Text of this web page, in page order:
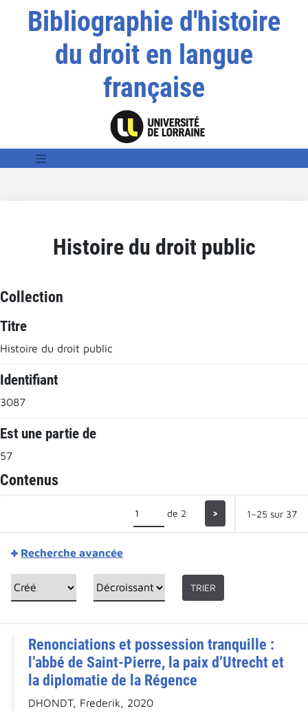
Bibliographie d'histoire
du droit en langue
française
Histoire du droit public
Collection
Titre
Histoire du droit public
Identifiant
3087
Est une partie de
57
Contenus
de 2 > 1–25 sur 37
Recherche avancée
TRIER
Renonciations et possession tranquille :
l’abbé de Saint-Pierre, la paix d’Utrecht et
la diplomatie de la Régence
DHONDT, Frederik, 2020